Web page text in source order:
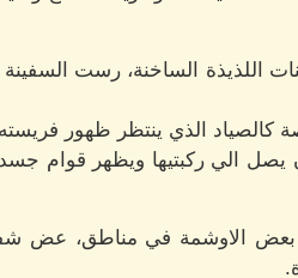
الساخنة، رست السفينة
كالصياد الذي ينتظر ظهور
يصل الي ركبتيها ويظهر قوام
بعض الاوشمة في مناطق، عض